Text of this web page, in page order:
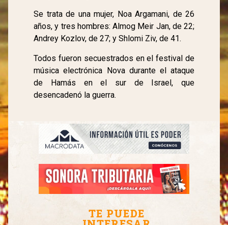
Se trata de una mujer, Noa Argamani, de 26
años, y tres hombres: Almog Meir Jan, de 22;
Andrey Kozlov, de 27; y Shlomi Ziv, de 41.
Todos fueron secuestrados en el festival de
música electrónica Nova durante el ataque
de Hamás en el sur de Israel, que
desencadenó la guerra.
TE PUEDE